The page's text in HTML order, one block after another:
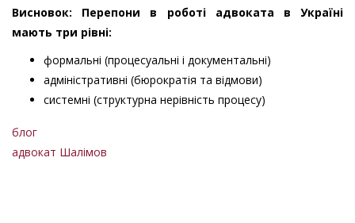
Висновок: Перепони в роботі адвоката в Україні
мають три рівні:
формальні (процесуальні і документальні)
адміністративні (бюрократія та відмови)
системні (структурна нерівність процесу)
блог
адвокат Шалімов